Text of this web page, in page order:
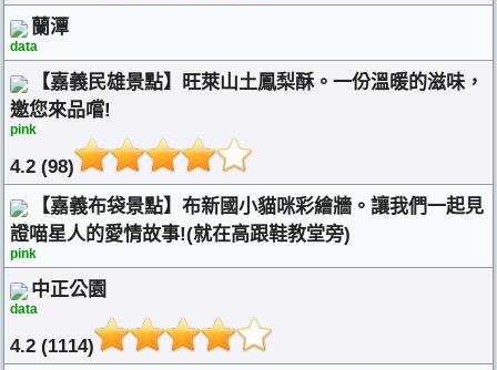
蘭潭
data
【嘉義民雄景點】旺萊山土鳳梨酥。一份溫暖的滋味，
邀您來品嚐!
pink
4.2 (98)
【嘉義布袋景點】布新國小貓咪彩繪牆。讓我們一起見
證喵星人的愛情故事!(就在高跟鞋教堂旁)
pink
中正公園
data
4.2 (1114)